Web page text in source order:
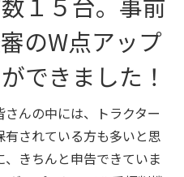
のW点アップ
できました！
んの中には、トラクター
されている方も多いと思
きちんと申告できていま